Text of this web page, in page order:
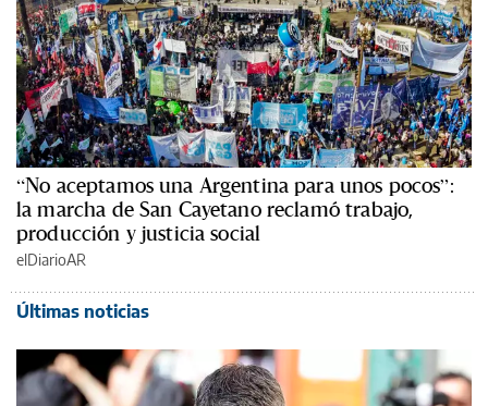
“No aceptamos una Argentina para unos pocos”:
la marcha de San Cayetano reclamó trabajo,
producción y justicia social
elDiarioAR
Últimas noticias